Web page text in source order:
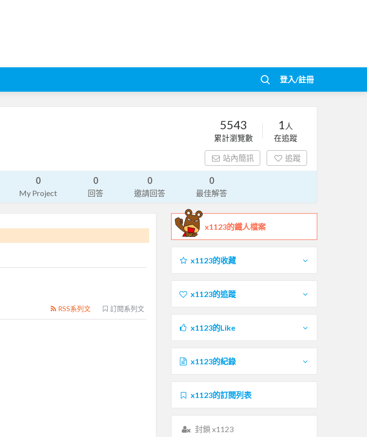
登入/註冊
5543
累計瀏覽數
1 人
在追蹤
站內簡訊 追蹤
0
My Project
0
回答
0
邀請回答
0
最佳解答
訂閱系列文
RSS系列文
x1123的鐵人檔案
x1123的收藏
x1123的追蹤
x1123的Like
x1123的紀錄
x1123的訂閱列表
封鎖 x1123